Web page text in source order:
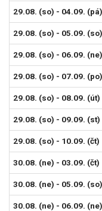
29.08. (so) - 04.09. (pá)
29.08. (so) - 05.09. (so)
29.08. (so) - 06.09. (ne)
29.08. (so) - 07.09. (po)
29.08. (so) - 08.09. (út)
29.08. (so) - 09.09. (st)
29.08. (so) - 10.09. (čt)
30.08. (ne) - 03.09. (čt)
30.08. (ne) - 05.09. (so)
30.08. (ne) - 06.09. (ne)